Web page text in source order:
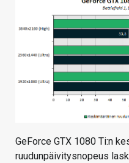
GeForce GTX 1080 Ti:n
ruudunpäivitysnopeus